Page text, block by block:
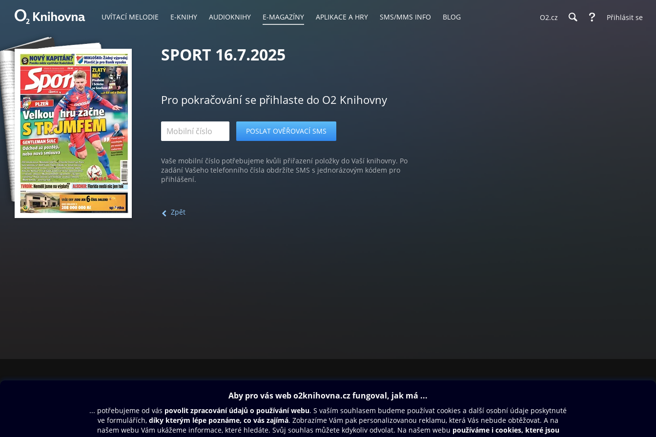
UVÍTACÍ MELODIE E-KNIHY AUDIOKNIHY E-MAGAZÍNY APLIKACE A HRY SMS/MMS INFO BLOG O2.cz Přihlásit se
SPORT 16.7.2025
Pro pokračování se přihlaste do O2 Knihovny
Vaše mobilní číslo potřebujeme kvůli přiřazení položky do Vaší knihovny. Po
zadání Vašeho telefonního čísla obdržíte SMS s jednorázovým kódem pro
přihlášení.
Zpět
Aplikace a hry
SMS/MMS Info
Blog
Dárkový poukaz
Nápověda
Oneplay Originály
Sport